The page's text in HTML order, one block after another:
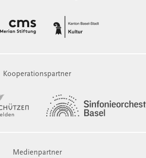
Kooperationspartner
Medienpartner